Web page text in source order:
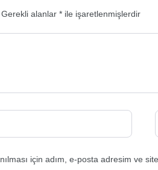
Gerekli alanlar* ile işaretlenmişlerdir
için adım, e-posta adresim ve